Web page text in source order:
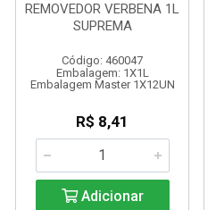
REMOVEDOR VERBENA 1L
SUPREMA
Código: 460047
Embalagem: 1X1L
Embalagem Master 1X12UN
R$ 8,41
Adicionar